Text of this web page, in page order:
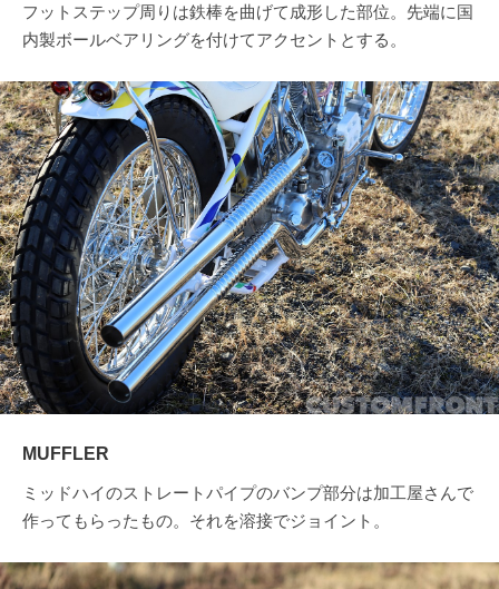
フットステップ周りは鉄棒を曲げて成形した部位。先端に国
内製ボールベアリングを付けてアクセントとする。
MUFFLER
ミッドハイのストレートパイプのバンプ部分は加工屋さんで
作ってもらったもの。それを溶接でジョイント。